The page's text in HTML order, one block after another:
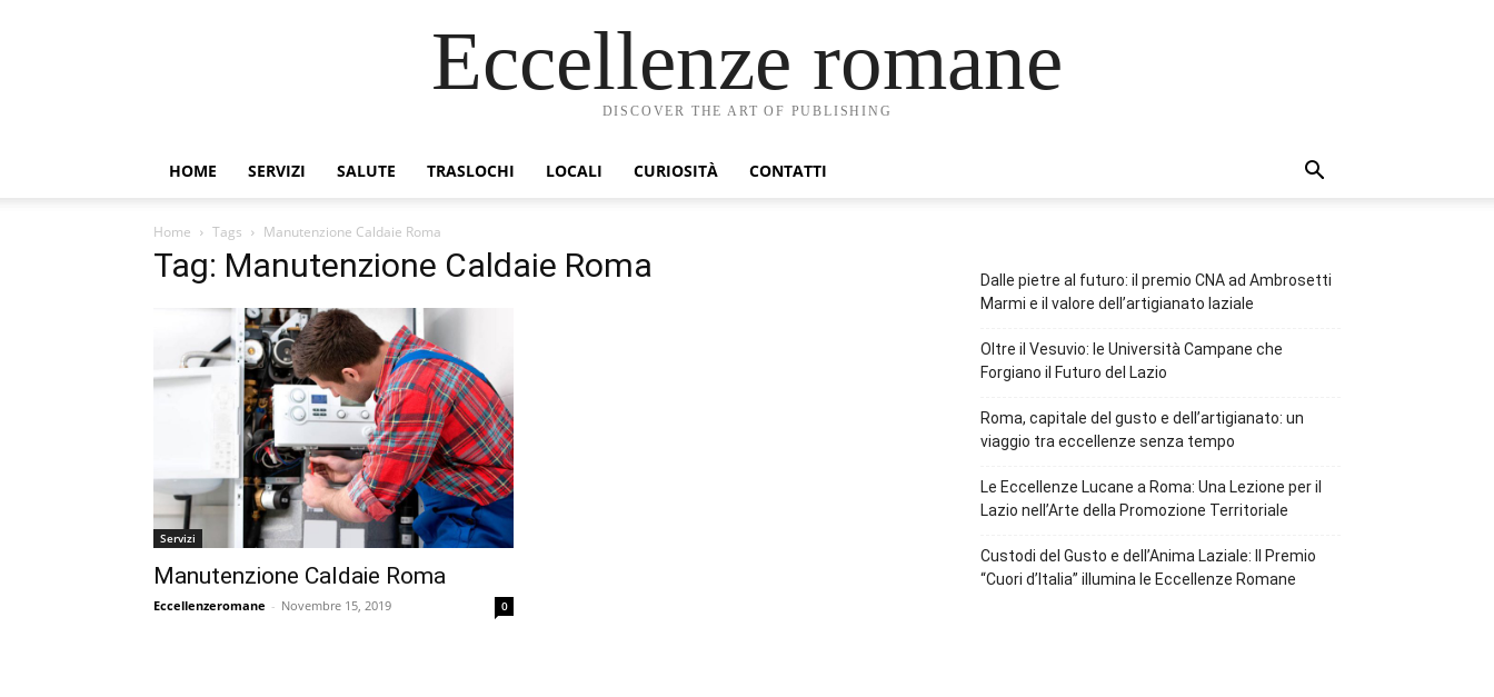
Eccellenze romane
DISCOVER THE ART OF PUBLISHING
HOME SERVIZI SALUTE TRASLOCHI LOCALI CURIOSITÀ CONTATTI
Home Tags Manutenzione Caldaie Roma
Tag: Manutenzione Caldaie Roma
Servizi
Manutenzione Caldaie Roma
Eccellenzeromane - Novembre 15, 2019 0
Dalle pietre al futuro: il premio CNA ad Ambrosetti
Marmi e il valore dell’artigianato laziale
Oltre il Vesuvio: le Università Campane che
Forgiano il Futuro del Lazio
Roma, capitale del gusto e dell’artigianato: un
viaggio tra eccellenze senza tempo
Le Eccellenze Lucane a Roma: Una Lezione per il
Lazio nell’Arte della Promozione Territoriale
Custodi del Gusto e dell’Anima Laziale: Il Premio
“Cuori d’Italia” illumina le Eccellenze Romane